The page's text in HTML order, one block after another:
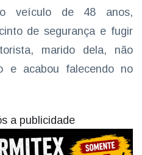
veículo de 48 anos,
de segurança e fugir
marido dela, não
e acabou falecendo no
a publicidade